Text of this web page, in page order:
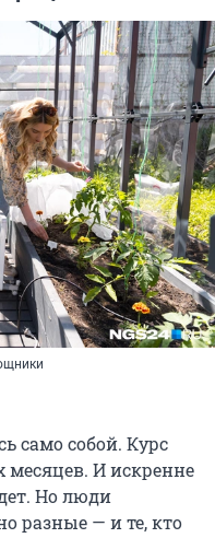
само собой. Курс
месяцев. И искренне
Но люди
разные — и те, кто